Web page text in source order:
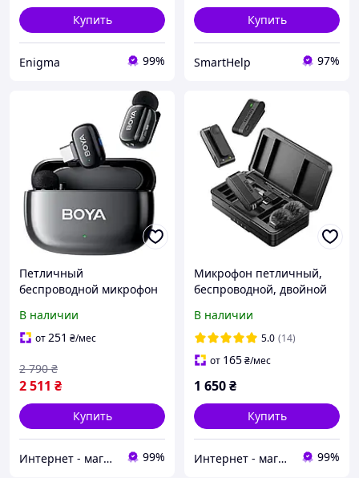
Купить
Enigma 99%
Купить
SmartHelp 97%
Петличный
беспроводной микрофон
Android (USB Type-C) BY-
MINI-03
В наличии
от251 ₴/мес
2 511 ₴
2 790 ₴
Купить
Интернет - магазин "Балу" 99%
Микрофон петличный,
беспроводной, двойной
смартфонов с разъемом
USB Type-C, 3.5mm
В наличии
5.0 (14)
от 165₴/мес
1 650₴
Купить
Интернет - магазин "Балу" 99%